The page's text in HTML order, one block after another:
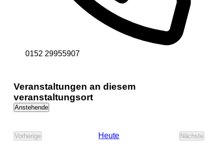
Telefon
0152 29955907
Veranstaltungen an diesem
veranstaltungsort
Anstehende
Vorherige
Veranstaltungen
Heute
Nächste